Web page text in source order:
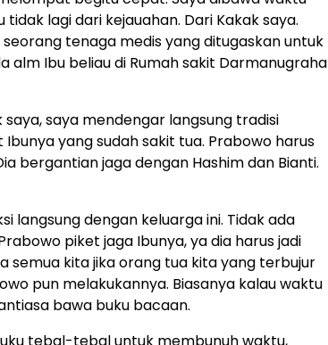
lagi dari kejauahan. Dari Kakak saya.
tenaga medis yang ditugaskan untuk
alm Ibu beliau di Rumah sakit Darmanugraha
saya mendengar langsung tradisi
Ibunya yang sudah sakit tua. Prabowo harus
bergantian jaga dengan Hashim dan Bianti.
langsung dengan keluarga ini. Tidak ada
piket jaga Ibunya, ya dia harus jadi
semua kita jika orang tua kita yang terbujur
pun melakukannya. Biasanya kalau waktu
bawa buku bacaan.